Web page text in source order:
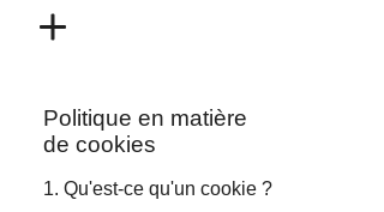
Politique en matière
de cookies
1. Qu'est-ce qu'un cookie ?